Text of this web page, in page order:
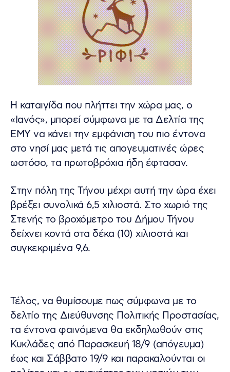
Η καταιγίδα που πλήττει την χώρα μας, ο
«Ιανός», μπορεί σύμφωνα με τα Δελτία της
ΕΜΥ να κάνει την εμφάνιση του πιο έντονα
στο νησί μας μετά τις απογευματινές ώρες
ωστόσο, τα πρωτοβρόχια ήδη έφτασαν.
Στην πόλη της Τήνου μέχρι αυτή την ώρα έχει
βρέξει συνολικά 6,5 χιλιοστά. Στο χωριό της
Στενής το βροχόμετρο του Δήμου Τήνου
δείχνει κοντά στα δέκα (10) χιλιοστά και
συγκεκριμένα 9,6.
Τέλος, να θυμίσουμε πως σύμφωνα με το
δελτίο της Διεύθυνσης Πολιτικής Προστασίας,
τα έντονα φαινόμενα θα εκδηλωθούν στις
Κυκλάδες από Παρασκευή 18/9 (απόγευμα)
έως και Σάββατο 19/9 και παρακαλούνται οι